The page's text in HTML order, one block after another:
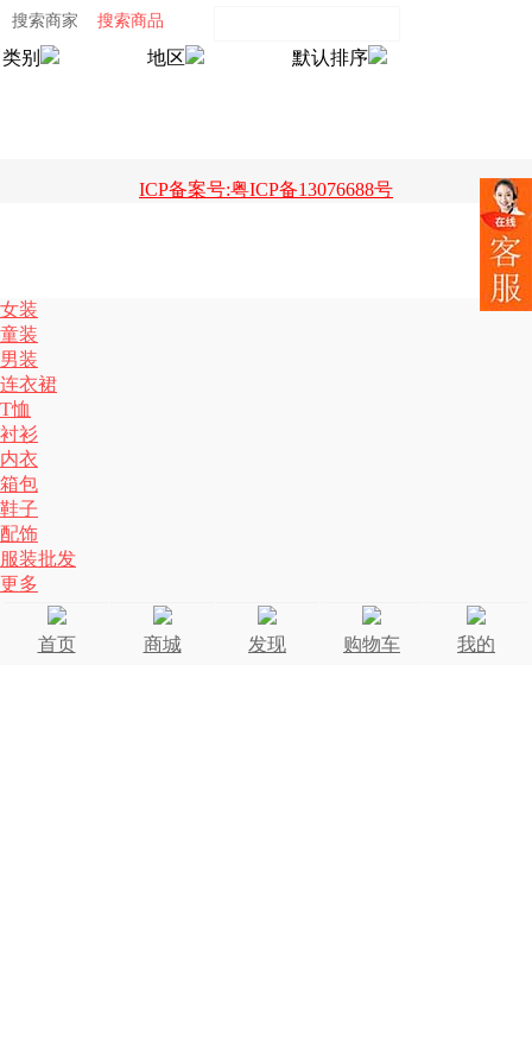
搜索商家 搜索商品
类别 地区 默认排序
ICP备案号:粤ICP备13076688号
女装
童装
男装
连衣裙
T恤
衬衫
内衣
箱包
鞋子
配饰
服装批发
更多
首页 商城 发现 购物车 我的